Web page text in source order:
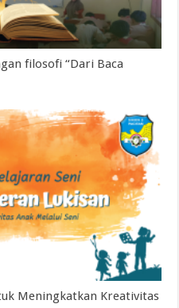
filosofi “Dari Baca
Meningkatkan Kreativitas